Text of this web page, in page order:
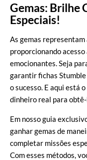
Gemas: Brilhe
Especiais!
As gemas representam
proporcionando
emocionantes. Seja
garantir fichas Stumble
o sucesso. E aqui está
dinheiro real para
Em nosso guia
ganhar gemas de
completar missões
Com esses métodos,